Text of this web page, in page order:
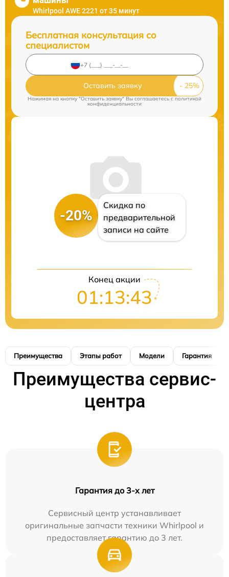
Whirlpool AWE 2221 от 35 минут
Бесплатная консультация со
специалистом
Оставить заявку
Нажимая на кнопку "Оставить заявку" Вы соглашаетесь c политикой
конфиденциальности
-20%
Скидка по
предварительной
записи на сайте
Конец акции
01:13:42
Преимущества Этапы работ Модели Гарантия
Преимущества сервис-
центра
Гарантия до 3-х лет
Сервисный центр устанавливает
оригинальные запчасти техники Whirlpool и
предоставляет гарантию до 3 лет.